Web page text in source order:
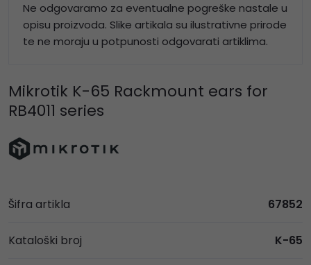
Ne odgovaramo za eventualne pogreške nastale u
opisu proizvoda. Slike artikala su ilustrativne prirode
te ne moraju u potpunosti odgovarati artiklima.
Mikrotik K-65 Rackmount ears for
RB4011 series
Šifra artikla 67852
Kataloški broj K-65